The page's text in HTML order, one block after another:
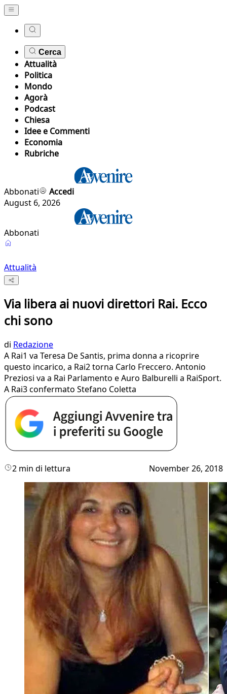
Cerca
Attualità
Politica
Mondo
Agorà
Podcast
Chiesa
Idee e Commenti
Economia
Rubriche
Abbonati
Accedi
August 6, 2026
Abbonati
Attualità
Via libera ai nuovi direttori Rai. Ecco
chi sono
di Redazione
A Rai1 va Teresa De Santis, prima donna a ricoprire
questo incarico, a Rai2 torna Carlo Freccero. Antonio
Preziosi va a Rai Parlamento e Auro Balburelli a RaiSport.
A Rai3 confermato Stefano Coletta
2 min di lettura November 26, 2018